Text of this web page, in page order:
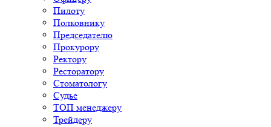
Пилоту
Полковнику
Председателю
Прокурору
Ректору
Ресторатору
Стоматологу
Судье
ТОП менеджеру
Трейдеру